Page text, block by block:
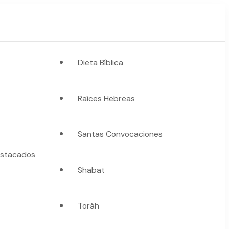
Dieta Bíblica
Raíces Hebreas
Santas Convocaciones
Shabat
Toráh